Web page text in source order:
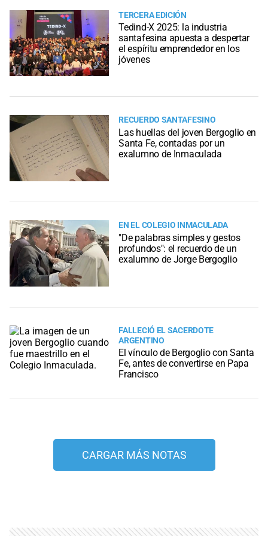
TERCERA EDICIÓN
Tedind-X 2025: la industria
santafesina apuesta a despertar
el espíritu emprendedor en los
jóvenes
RECUERDO SANTAFESINO
Las huellas del joven Bergoglio en
Santa Fe, contadas por un
exalumno de Inmaculada
EN EL COLEGIO INMACULADA
"De palabras simples y gestos
profundos": el recuerdo de un
exalumno de Jorge Bergoglio
FALLECIÓ EL SACERDOTE
ARGENTINO
El vínculo de Bergoglio con Santa
Fe, antes de convertirse en Papa
Francisco
CARGAR MÁS NOTAS